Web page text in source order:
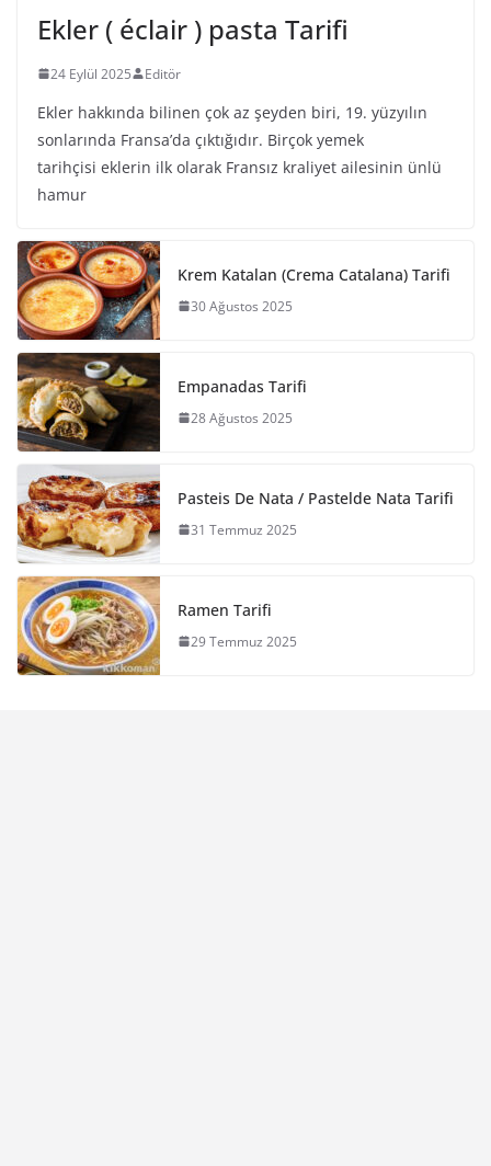
Ekler ( éclair ) pasta Tarifi
24 Eylül 2025 Editör
Ekler hakkında bilinen çok az şeyden biri, 19. yüzyılın
sonlarında Fransa’da çıktığıdır. Birçok yemek
tarihçisi eklerin ilk olarak Fransız kraliyet ailesinin ünlü
hamur
Krem Katalan (Crema Catalana) Tarifi
30 Ağustos 2025
Empanadas Tarifi
28 Ağustos 2025
Pasteis De Nata / Pastelde Nata Tarifi
31 Temmuz 2025
Ramen Tarifi
29 Temmuz 2025